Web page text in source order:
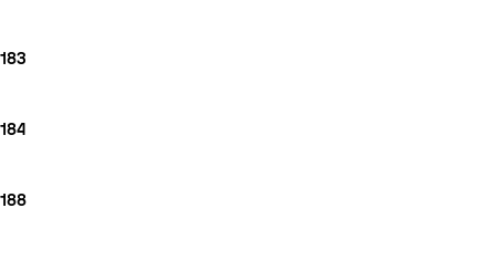
183
184
188